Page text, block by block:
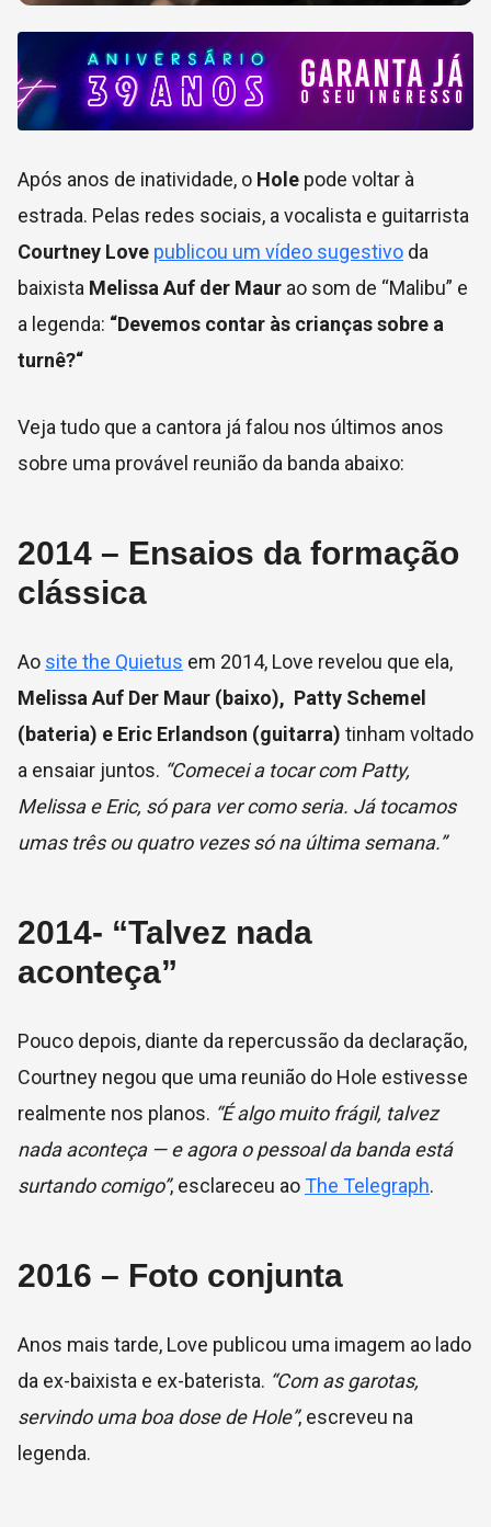
Após anos de inatividade, o Hole pode voltar à
estrada. Pelas redes sociais, a vocalista e guitarrista
Courtney Love publicou um vídeo sugestivo da
baixista Melissa Auf der Maur ao som de “Malibu” e
a legenda: “Devemos contar às crianças sobre a
turnê?“
Veja tudo que a cantora já falou nos últimos anos
sobre uma provável reunião da banda abaixo:
2014 – Ensaios da formação
clássica
Ao site the Quietus em 2014, Love revelou que ela,
Melissa Auf Der Maur (baixo), Patty Schemel
(bateria) e Eric Erlandson (guitarra) tinham voltado
a ensaiar juntos. “Comecei a tocar com Patty,
Melissa e Eric, só para ver como seria. Já tocamos
umas três ou quatro vezes só na última semana.”
2014- “Talvez nada
aconteça”
Pouco depois, diante da repercussão da declaração,
Courtney negou que uma reunião do Hole estivesse
realmente nos planos. “É algo muito frágil, talvez
nada aconteça — e agora o pessoal da banda está
surtando comigo”, esclareceu aoThe Telegraph.
2016 – Foto conjunta
Anos mais tarde, Love publicou uma imagem ao lado
da ex-baixista e ex-baterista. “Com as garotas,
servindo uma boa dose de Hole”, escreveu na
legenda.